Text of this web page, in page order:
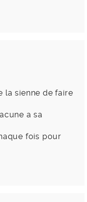
la sienne de faire
a sa
fois pour